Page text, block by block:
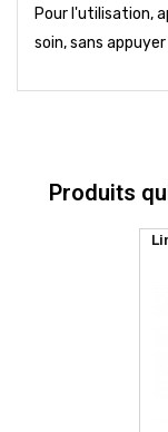
Pour l'utilisation,
soin, sans
Produits